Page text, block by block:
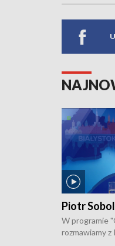
Piotr
W programie
rozmawiamy